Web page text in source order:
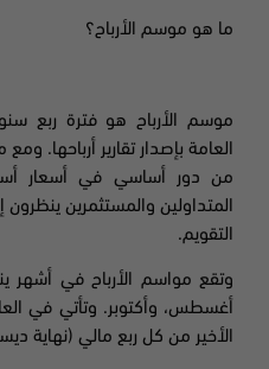
ما هو موسم الأرباح؟
موسم الأرباح هو فترة ربع
العامة بإصدار تقارير أرباحها.
من دور أساسي في أسعار
المتداولين والمستثمرين
التقويم.
وتقع مواسم الأرباح في أشهر
أغسطس، وأكتوبر. وتأتي في
الأخير من كل ربع مالي (نهاية